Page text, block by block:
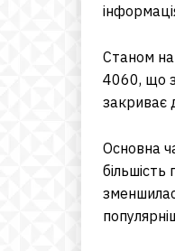
Станом на
4060, що
закриває
Основна